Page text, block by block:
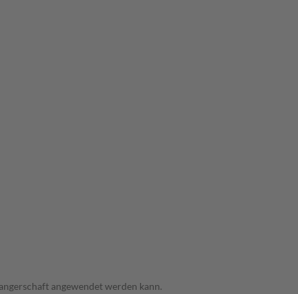
angewendet werden kann.